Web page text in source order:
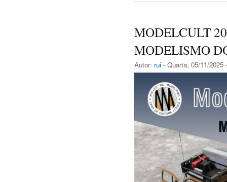
MODELCULT
MODELISMO
Autor: rui - Quarta, 05/11/2025